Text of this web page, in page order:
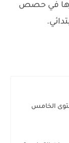
في حصص
الخامس